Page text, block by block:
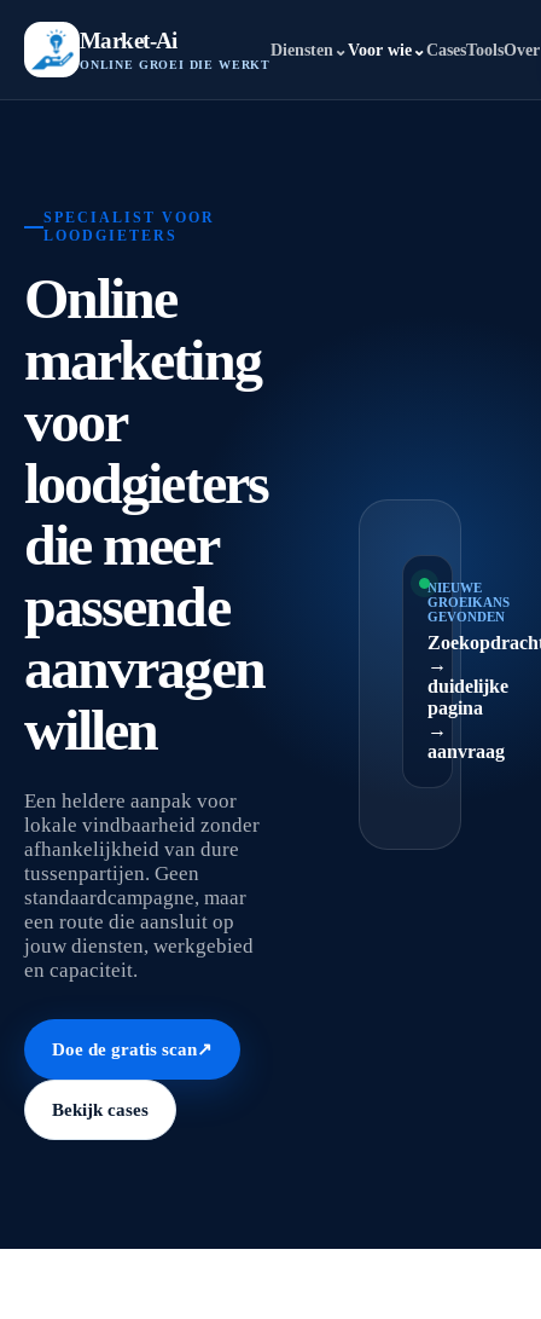
Market-Ai
ONLINE GROEI DIE WERKT
Diensten ⌄Voor wie⌄CasesTools
SPECIALIST VOOR
LOODGIETERS
Online
marketing
voor
loodgieters
die meer
passende
aanvragen
willen
Een heldere aanpak voor
lokale vindbaarheid zonder
afhankelijkheid van dure
tussenpartijen. Geen
standaardcampagne, maar
een route die aansluit op
jouw diensten, werkgebied
en capaciteit.
Doe de gratis scan↗
Bekijk cases
NIEUWE
GROEIKANS
GEVONDEN
→
duidelijke
pagina
→
aanvraag